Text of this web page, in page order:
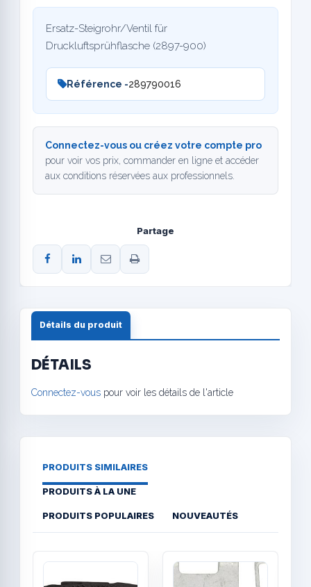
Ersatz-Steigrohr/Ventil für
Druckluftsprühflasche (2897-900)
Référence -289790016
Connectez-vous ou créez votre compte pro
pour voir vos prix, commander en ligne et accéder
aux conditions réservées aux professionnels.
Partage
Détails du produit
DÉTAILS
Connectez-vous pour voir les détails de l'article
PRODUITS SIMILAIRES
PRODUITS À LA UNE
PRODUITS POPULAIRES NOUVEAUTÉS